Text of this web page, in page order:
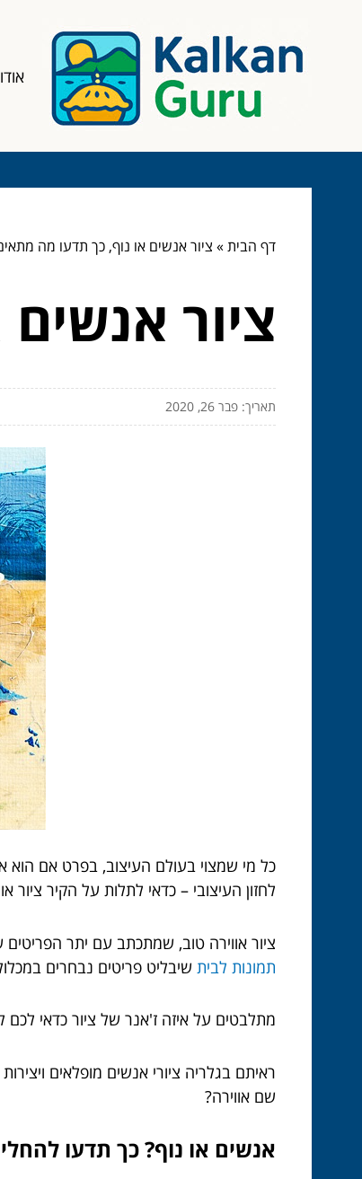
דף הבית» ציור אנשים או נוף, כך תדעו מה
ציור
תאריך: פבר 26, 2020
כל מי שמצוי בעולם העיצוב, בפרט אם
לחזון העיצובי – כדאי לתלות על הקיר ציור
ציור אווירה טוב, שמתכתב עם יתר הפריטים
תמונות לבית שיבליט פריטים נבחרים
מתלבטים על איזה ז'אנר של ציור כדאי לכם
ראיתם בגלריה ציורי אנשים מופלאים
שם אווירה?
אנשים או נוף? כך תדעו